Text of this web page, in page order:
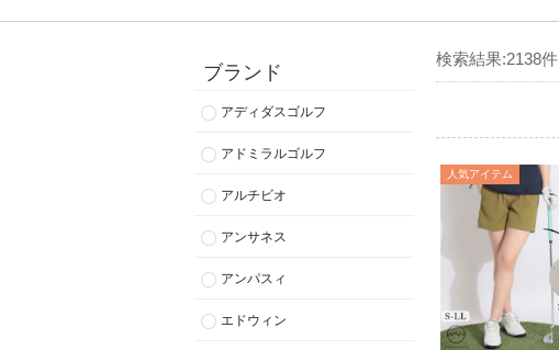
ブランド
アディダスゴルフ
アドミラルゴルフ
アルチビオ
アンサネス
アンパスィ
エドウィン
検索結果:2138件
人気アイテム